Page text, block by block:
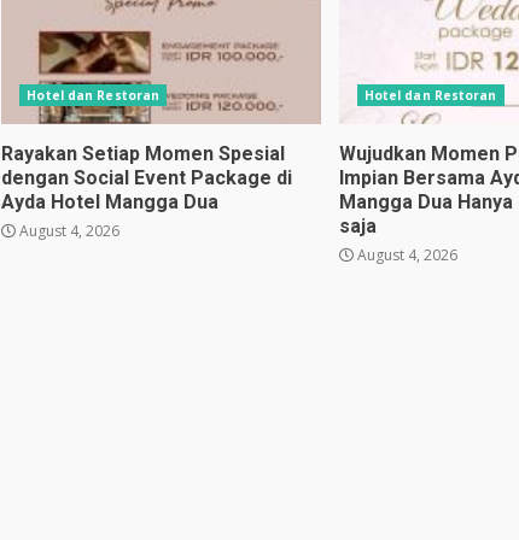
Hotel dan Restoran
Rayakan Setiap Momen Spesial
dengan Social Event Package di
Ayda Hotel Mangga Dua
August 4, 2026
Hotel dan Restoran
Wujudkan Momen
Impian Bersama
Mangga Dua
saja
August 4, 2026